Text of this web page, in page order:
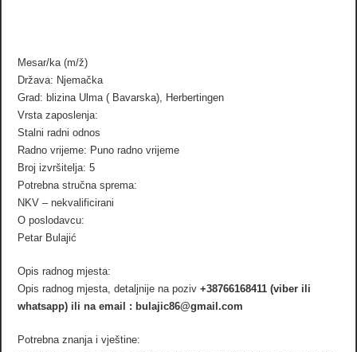
Mesar/ka (m/ž)
Država: Njemačka
Grad: blizina Ulma ( Bavarska), Herbertingen
Vrsta zaposlenja:
Stalni radni odnos
Radno vrijeme: Puno radno vrijeme
Broj izvršitelja: 5
Potrebna stručna sprema:
NKV – nekvalificirani
O poslodavcu:
Petar Bulajić
Opis radnog mjesta:
Opis radnog mjesta, detaljnije na poziv +38766168411 (viber ili
whatsapp) ili na email : bulajic86@gmail.com
Potrebna znanja i vještine: